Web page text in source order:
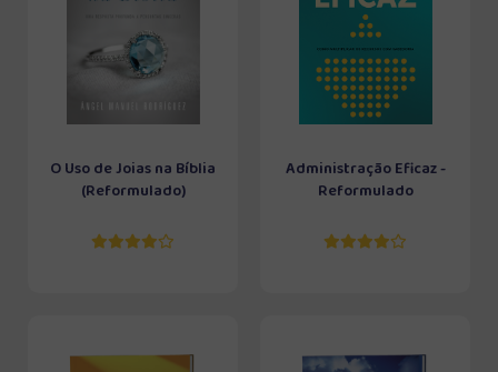
O Uso de Joias na Bíblia
(Reformulado)
Administração Eficaz -
Reformulado